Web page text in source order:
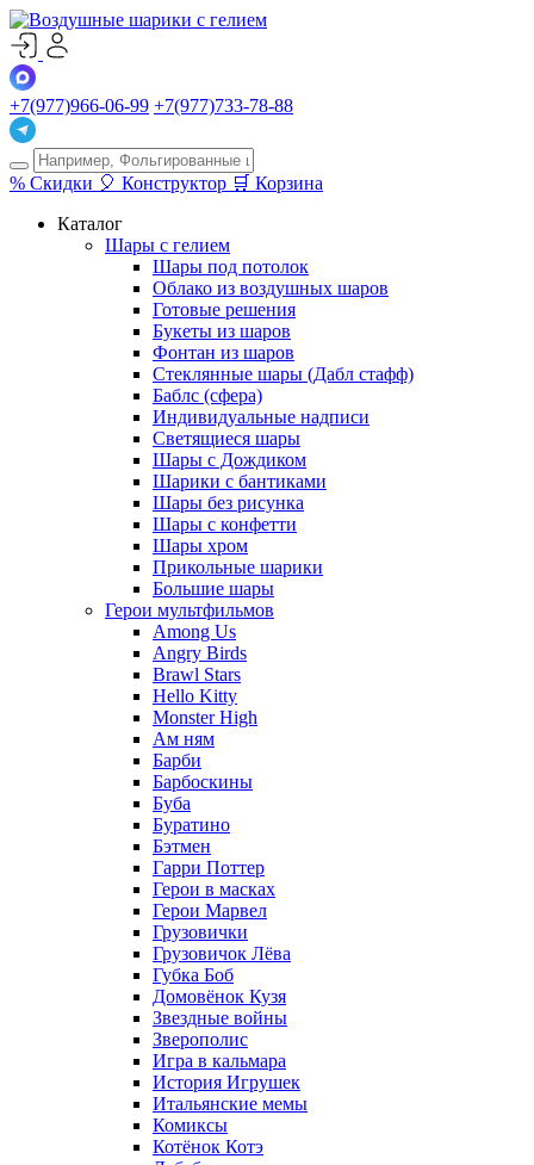
+7(977)966-06-99 +7(977)733-78-88
% Скидки 🎈 Конструктор 🛒 Корзина
Каталог
Шары с гелием
Шары под потолок
Облако из воздушных шаров
Готовые решения
Букеты из шаров
Фонтан из шаров
Стеклянные шары (Дабл стафф)
Баблс (сфера)
Индивидуальные надписи
Светящиеся шары
Шары с Дождиком
Шарики с бантиками
Шары без рисунка
Шары с конфетти
Шары хром
Прикольные шарики
Большие шары
Герои мультфильмов
Among Us
Angry Birds
Brawl Stars
Hello Kitty
Monster High
Ам ням
Барби
Барбоскины
Буба
Буратино
Бэтмен
Гарри Поттер
Герои в масках
Герои Марвел
Грузовички
Грузовичок Лёва
Губка Боб
Домовёнок Кузя
Звездные войны
Зверополис
Игра в кальмара
История Игрушек
Итальянские мемы
Комиксы
Котёнок Котэ